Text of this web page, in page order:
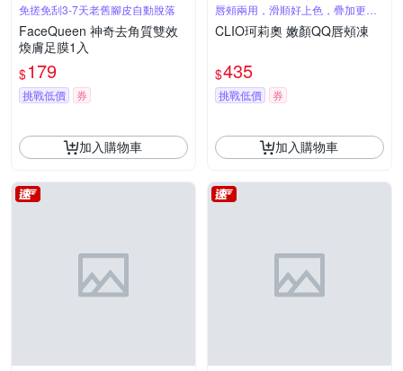
免搓免刮3-7天老舊腳皮自動脫落
FaceQueen 神奇去角質雙效
煥膚足膜1入
$179
挑戰低價 券
加入購物車
唇頰兩用，滑順好上色，疊加更飽
和
CLIO珂莉奧 嫩顏QQ唇頰凍
$435
挑戰低價 券
加入購物車